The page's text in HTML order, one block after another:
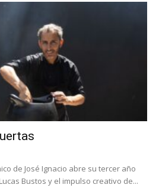
de José Ignacio abre su tercer año
Bustos y el impulso creativo de...